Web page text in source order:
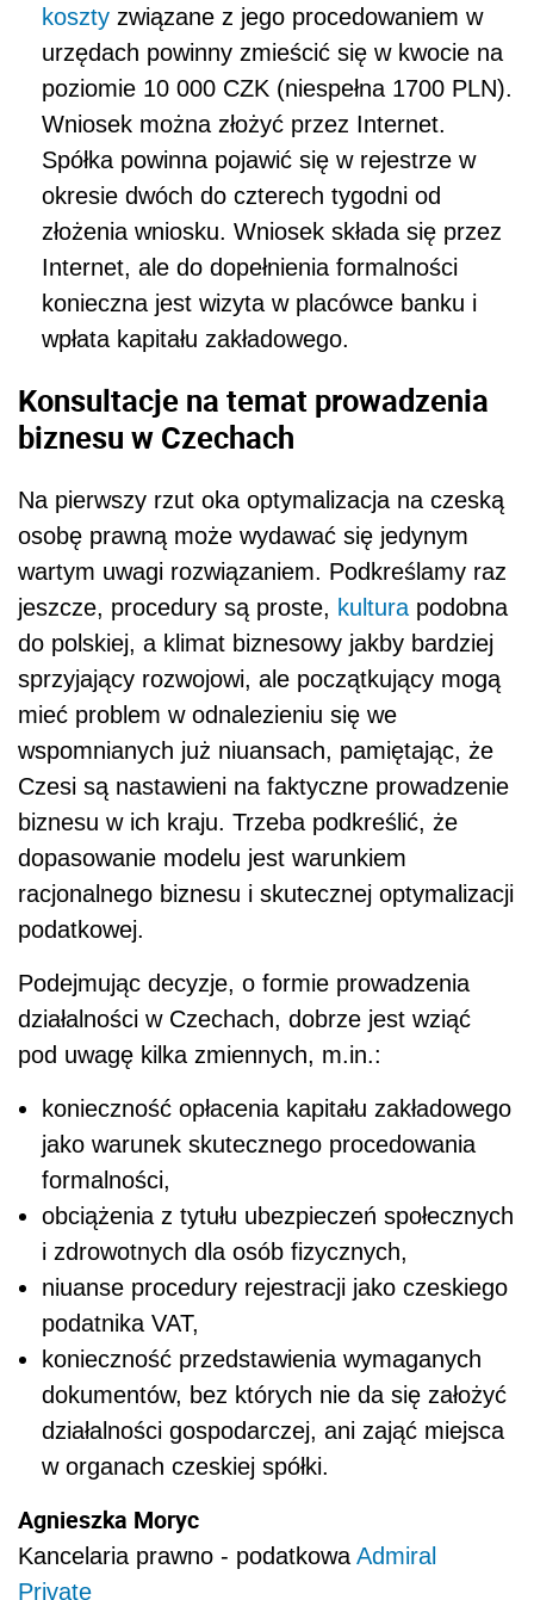
koszty związane z jego procedowaniem w
urzędach powinny zmieścić się w kwocie na
poziomie 10 000 CZK (niespełna 1700 PLN).
Wniosek można złożyć przez Internet.
Spółka powinna pojawić się w rejestrze w
okresie dwóch do czterech tygodni od
złożenia wniosku. Wniosek składa się przez
Internet, ale do dopełnienia formalności
konieczna jest wizyta w placówce banku i
wpłata kapitału zakładowego.
Konsultacje na temat prowadzenia
biznesu w Czechach
Na pierwszy rzut oka optymalizacja na czeską
osobę prawną może wydawać się jedynym
wartym uwagi rozwiązaniem. Podkreślamy raz
jeszcze, procedury są proste, kultura podobna
do polskiej, a klimat biznesowy jakby bardziej
sprzyjający rozwojowi, ale początkujący mogą
mieć problem w odnalezieniu się we
wspomnianych już niuansach, pamiętając, że
Czesi są nastawieni na faktyczne prowadzenie
biznesu w ich kraju. Trzeba podkreślić, że
dopasowanie modelu jest warunkiem
racjonalnego biznesu i skutecznej optymalizacji
podatkowej.
Podejmując decyzje, o formie prowadzenia
działalności w Czechach, dobrze jest wziąć
pod uwagę kilka zmiennych, m.in.:
konieczność opłacenia kapitału zakładowego
jako warunek skutecznego procedowania
formalności,
obciążenia z tytułu ubezpieczeń społecznych
i zdrowotnych dla osób fizycznych,
niuanse procedury rejestracji jako czeskiego
podatnika VAT,
konieczność przedstawienia wymaganych
dokumentów, bez których nie da się założyć
działalności gospodarczej, ani zająć miejsca
w organach czeskiej spółki.
Agnieszka Moryc
Kancelaria prawno - podatkowa Admiral
Private